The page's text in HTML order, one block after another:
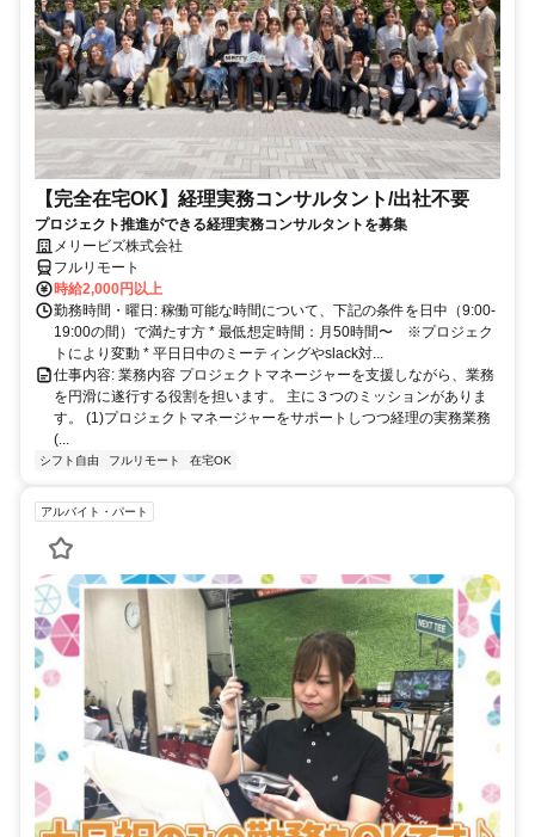
【完全在宅OK】経理実務コンサルタント/出社不要
プロジェクト推進ができる経理実務コンサルタントを募集
メリービズ株式会社
フルリモート
時給2,000円以上
勤務時間・曜日: 稼働可能な時間について、下記の条件を日中（9:00-
19:00の間）で満たす方 * 最低想定時間：月50時間〜 ※プロジェク
トにより変動 * 平日日中のミーティングやslack対...
仕事内容: 業務内容 プロジェクトマネージャーを支援しながら、業務
を円滑に遂行する役割を担います。 主に３つのミッションがありま
す。 (1)プロジェクトマネージャーをサポートしつつ経理の実務業務
(...
シフト自由 フルリモート 在宅OK
アルバイト・パート